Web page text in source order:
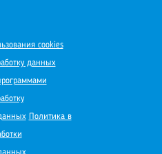
cookies
данных
Политика в